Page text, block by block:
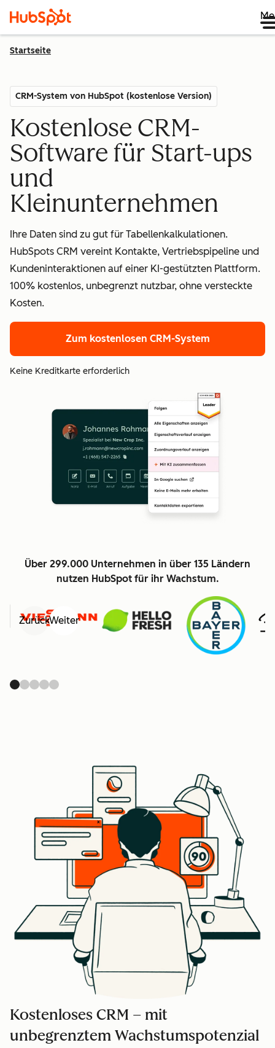
Startseite
CRM-System von HubSpot (kostenlose Version)
Kostenlose CRM-
Software für Start-ups
und
Kleinunternehmen
Ihre Daten sind zu gut für Tabellenkalkulationen.
HubSpots CRM vereint Kontakte, Vertriebspipeline und
Kundeninteraktionen auf einer KI-gestützten Plattform.
100% kostenlos, unbegrenzt nutzbar, ohne versteckte
Kosten.
Zum kostenlosen CRM-System
Keine Kreditkarte erforderlich
Über 299.000 Unternehmen in über 135 Ländern
nutzen HubSpot für ihr Wachstum.
ZurückWeiter
Kostenloses CRM – mit
unbegrenztem Wachstumspotenzial